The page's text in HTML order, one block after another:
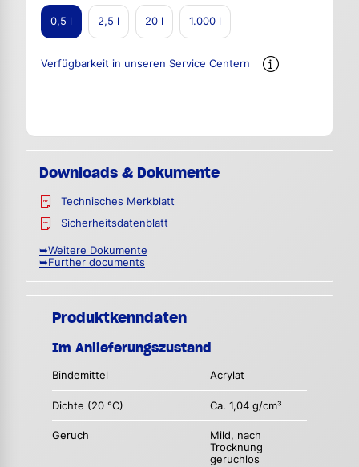
0,5 l 2,5 l 20 l 1.000 l
Verfügbarkeit in unseren Service Centern
Downloads & Dokumente
Technisches Merkblatt
Sicherheitsdatenblatt
➥Weitere Dokumente
➥Further documents
Produktkenndaten
Im Anlieferungszustand
Bindemittel Acrylat
Dichte (20 °C) Ca. 1,04 g/cm³
Geruch
Mild, nach
Trocknung
geruchlos